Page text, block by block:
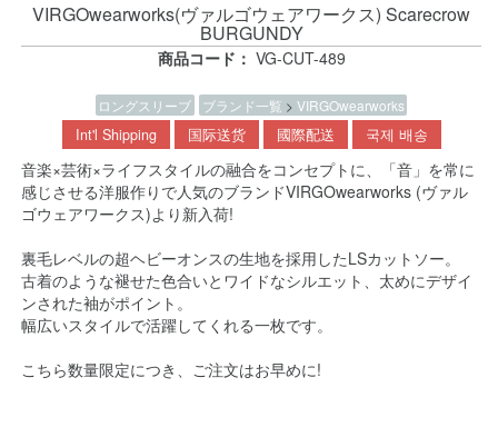
VIRGOwearworks(ヴァルゴウェアワークス) Scarecrow
BURGUNDY
商品コード： VG-CUT-489
ロングスリーブ ブランド一覧 > VIRGOwearworks
Int'l Shipping 国际送货 國際配送 국제 배송
音楽×芸術×ライフスタイルの融合をコンセプトに、「音」を常に
感じさせる洋服作りで人気のブランドVIRGOwearworks (ヴァル
ゴウェアワークス)より新入荷!
裏毛レベルの超ヘビーオンスの生地を採用したLSカットソー。
古着のような褪せた色合いとワイドなシルエット、太めにデザイ
ンされた袖がポイント。
幅広いスタイルで活躍してくれる一枚です。
こちら数量限定につき、ご注文はお早めに!